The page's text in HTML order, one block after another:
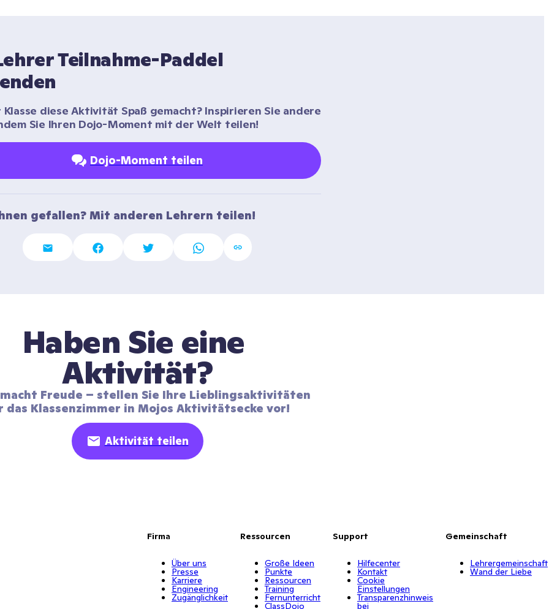
Teilnahme-Paddel
diese Aktivität Spaß gemacht? Inspirieren Sie andere
Sie Ihren Dojo-Moment mit der Welt teilen!
Dojo-Moment teilen
gefallen? Mit anderen Lehrern teilen!
Haben Sie eine
Aktivität?
Freude – stellen Sie Ihre Lieblingsaktivitäten
das Klassenzimmer in Mojos Aktivitätsecke vor!
Aktivität teilen
Firma
Über uns
Presse
Karriere
Engineering
Zugänglichkeit
Ressourcen
Große Ideen
Punkte
Ressourcen
Training
Fernunterricht
ClassDojo
Support
Hilfecenter
Kontakt
Cookie
Einstellungen
Transparenzhinweis
bei
Gemeinschaft
Lehrergemeinschaft
Wand der Liebe